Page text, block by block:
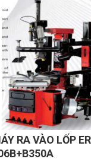
RA VÀO LỐP